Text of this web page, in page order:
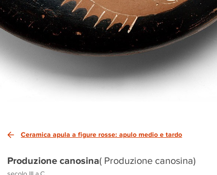
Ceramica apula a figure rosse: apulo medio e tardo
Produzione canosina( Produzione canosina)
secolo III a.C.